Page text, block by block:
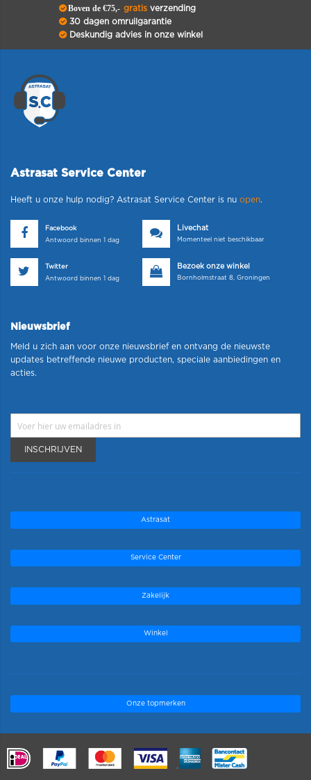
Boven de €75,- gratisverzending
30 dagen omruilgarantie
Deskundig advies in onze winkel
Astrasat Service Center
Heeft u onze hulp nodig? Astrasat Service Center is nu open.
Facebook
Antwoord binnen 1 dag
Livechat
Momenteel niet beschikbaar
Twitter
Antwoord binnen 1 dag
Bezoek onze winkel
Bornholmstraat 8, Groningen
Nieuwsbrief
Meld u zich aan voor onze nieuwsbrief en ontvang de nieuwste
updates betreffende nieuwe producten, speciale aanbiedingen en
acties.
INSCHRIJVEN
Astrasat
Service Center
Zakelijk
Winkel
Onze topmerken
.